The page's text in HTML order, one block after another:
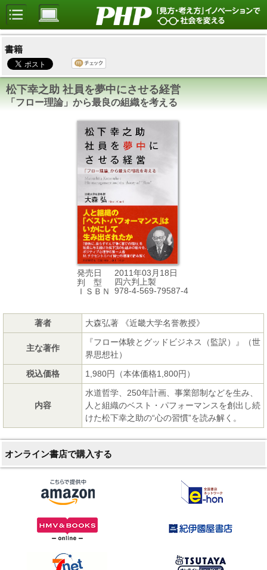
書籍
松下幸之助 社員を夢中にさせる経営
「フロー理論」から最良の組織を考える
発売日
2011年03月18日
判 型
四六判上製
ＩＳＢＮ
978-4-569-79587-4
著者 大森弘著 《近畿大学名誉教授》
主な著作
『フロー体験とグッドビジネス（監訳）』（世
界思想社）
税込価格
1,980円（本体価格1,800円）
内容
水道哲学、250年計画、事業部制などを生み、
人と組織のベスト・パフォーマンスを創出し続
けた松下幸之助の“心の習慣”を読み解く。
オンライン書店で購入する